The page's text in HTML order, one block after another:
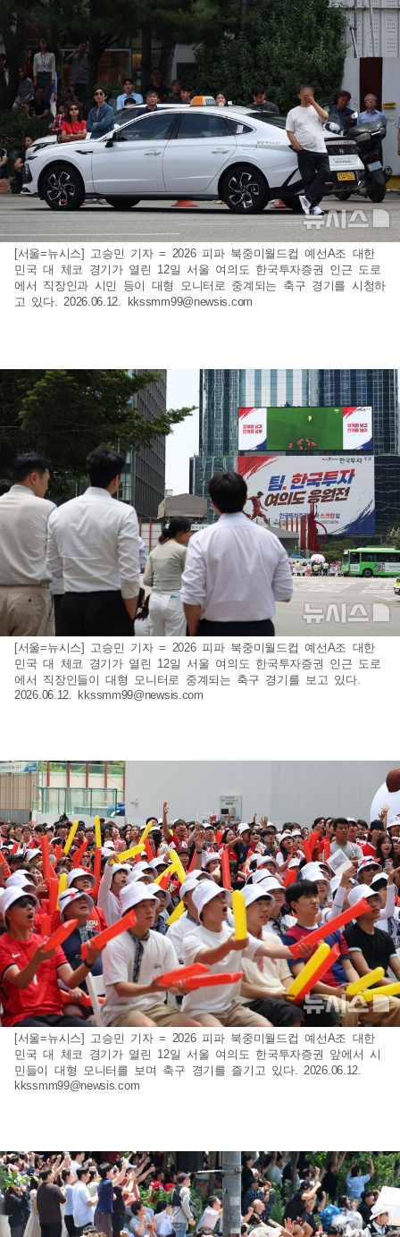
[서울=뉴시스] 고승민 기자 = 2026 피파 북중미월드컵 예선A조 대한
민국 대 체코 경기가 열린 12일 서울 여의도 한국투자증권 인근 도로
에서 직장인과 시민 등이 대형 모니터로 중계되는 축구 경기를 시청하
고 있다. 2026.06.12.
kkssmm99@newsis.com
[서울=뉴시스] 고승민 기자 = 2026 피파 북중미월드컵 예선A조 대한
민국 대 체코 경기가 열린 12일 서울 여의도 한국투자증권 인근 도로
에서 직장인들이 대형 모니터로 중계되는 축구 경기를 보고 있다.
2026.06.12. kkssmm99@newsis.com
[서울=뉴시스] 고승민 기자 = 2026 피파 북중미월드컵 예선A조 대한
민국 대 체코 경기가 열린 12일 서울 여의도 한국투자증권 앞에서 시
민들이 대형 모니터를 보며 축구 경기를 즐기고 있다. 2026.06.12.
kkssmm99@newsis.com